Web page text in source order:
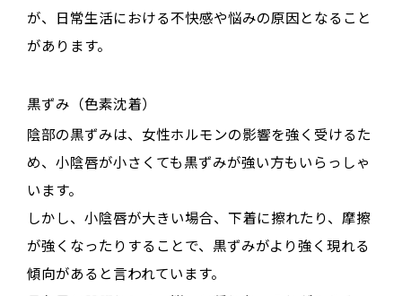
が、日常生活における不快感や悩みの原因となること
があります。
黒ずみ（色素沈着）
陰部の黒ずみは、女性ホルモンの影響を強く受けるた
め、小陰唇が小さくても黒ずみが強い方もいらっしゃ
います。
しかし、小陰唇が大きい場合、下着に擦れたり、摩擦
が強くなったりすることで、黒ずみがより強く現れる
傾向があると言われています。